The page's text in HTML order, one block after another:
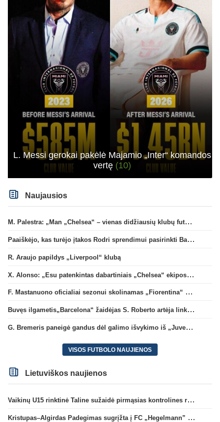
L. Messi gerokai pakėlė Majamio „Inter“ komandos
vertę (10)
Naujausios
M. Palestra: „Man „Chelsea“ – vienas didžiausių klubų futbole“
Paaiškėjo, kas turėjo įtakos Rodri sprendimui pasirinkti Barselonos pusę
R. Araujo papildys „Liverpool“ klubą
X. Alonso: „Esu patenkintas dabartiniais „Chelsea“ ekipos vartininkais“
F. Mastanuono oficialiai sezonui skolinamas „Fiorentina“ ekipai
Buvęs ilgametis„Barcelona“ žaidėjas S. Roberto artėja link persikėlimo į MLS
G. Bremeris paneigė gandus dėl galimo išvykimo iš „Juventus“ klubo
VISOS FUTBOLO NAUJIENOS
Lietuviškos naujienos
Vaikinų U15 rinktinė Taline sužaidė pirmąsias kontrolines rungtynes
Kristupas–Algirdas Padegimas sugrįžta į FC „Hegelmann” B sudėtį